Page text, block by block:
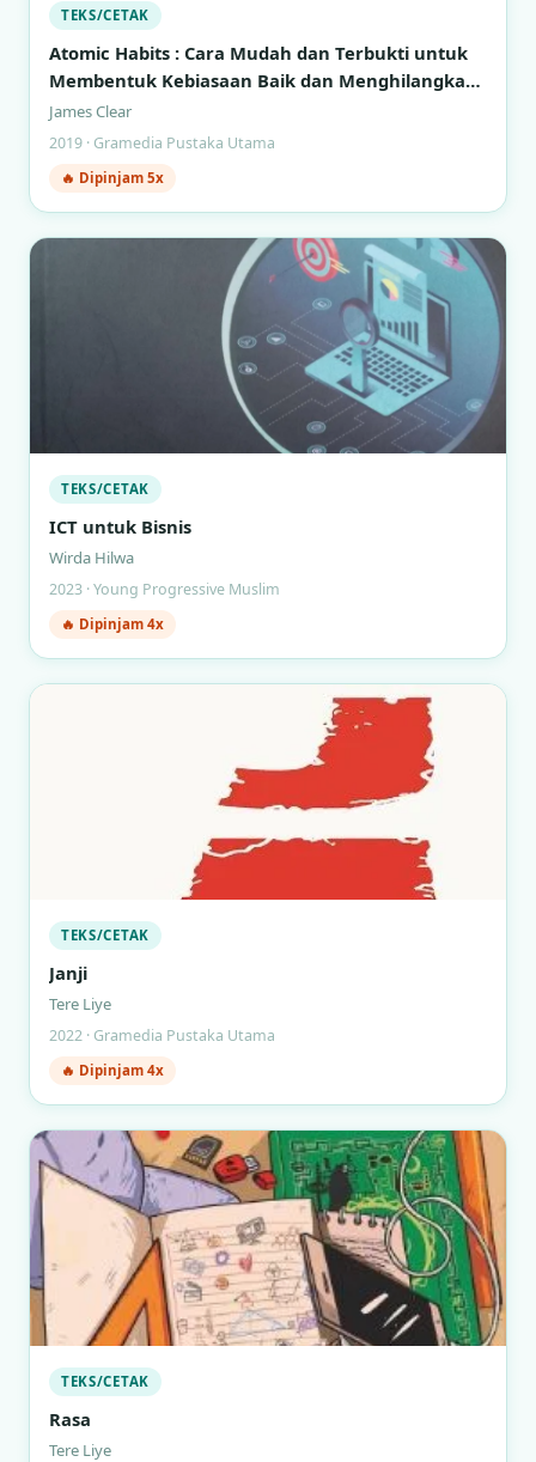
TEKS/CETAK
Atomic Habits : Cara Mudah dan Terbukti untuk
Membentuk Kebiasaan Baik dan Menghilangkan
Kebiasaan Buruk
James Clear
2019 · Gramedia Pustaka Utama
🔥 Dipinjam 5x
TEKS/CETAK
ICT untuk Bisnis
Wirda Hilwa
2023 · Young Progressive Muslim
🔥 Dipinjam 4x
TEKS/CETAK
Janji
Tere Liye
2022 · Gramedia Pustaka Utama
🔥 Dipinjam 4x
TEKS/CETAK
Rasa
Tere Liye